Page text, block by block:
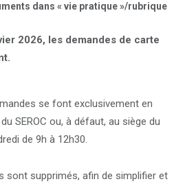
dans « vie pratique »/rubrique
2026, les demandes de carte
se font exclusivement en
SEROC ou, à défaut, au siège du
de 9h à 12h30.
sont supprimés, afin de simplifier et